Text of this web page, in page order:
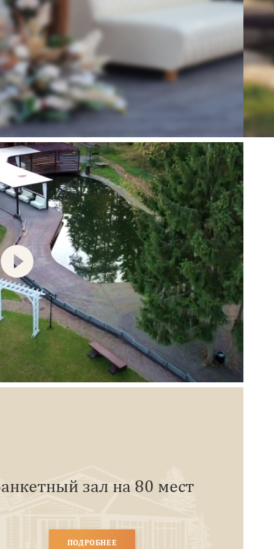
зал на 80 мест
ПОДРОБНЕЕ